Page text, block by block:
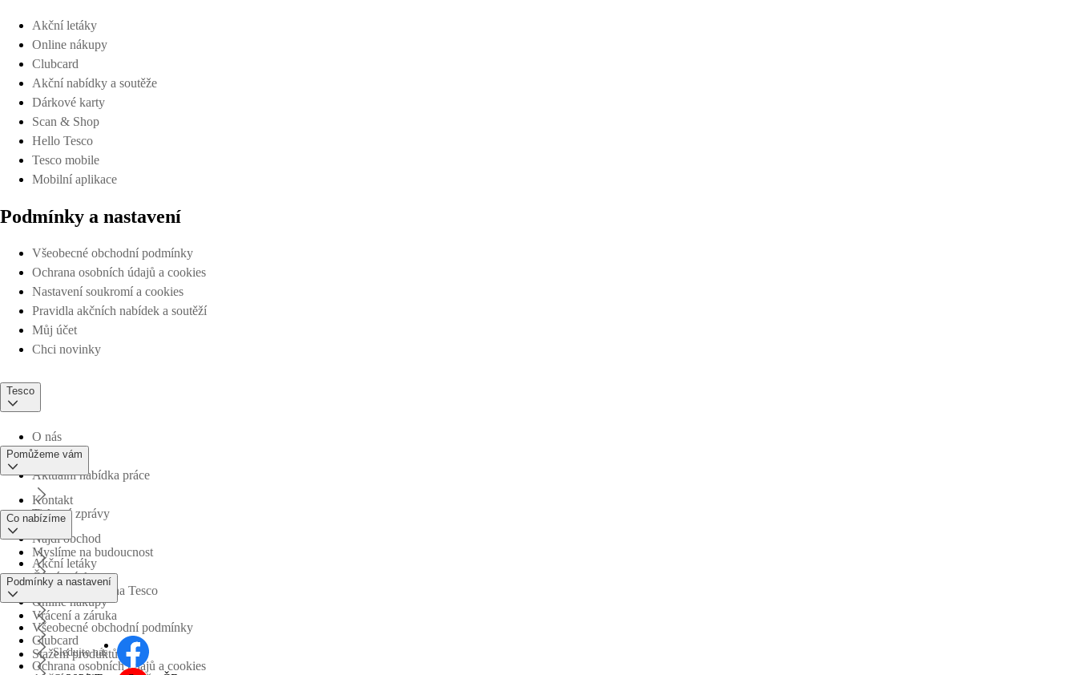
Akční letáky
Online nákupy
Clubcard
Akční nabídky a soutěže
Dárkové karty
Scan & Shop
Hello Tesco
Tesco mobile
Mobilní aplikace
Podmínky a nastavení
Všeobecné obchodní podmínky
Ochrana osobních údajů a cookies
Nastavení soukromí a cookies
Pravidla akčních nabídek a soutěží
Můj účet
Chci novinky
Tesco
O nás
Aktuální nabídka práce
Tiskové zprávy
Myslíme na budoucnost
Obchodní skupina Tesco
Pomůžeme vám
Kontakt
Najdi obchod
Časté otázky
Vrácení a záruka
Stažení produktů
Co nabízíme
Akční letáky
Online nákupy
Clubcard
Podmínky a nastavení
Všeobecné obchodní podmínky
Ochrana osobních údajů a cookies
Sledujte nás